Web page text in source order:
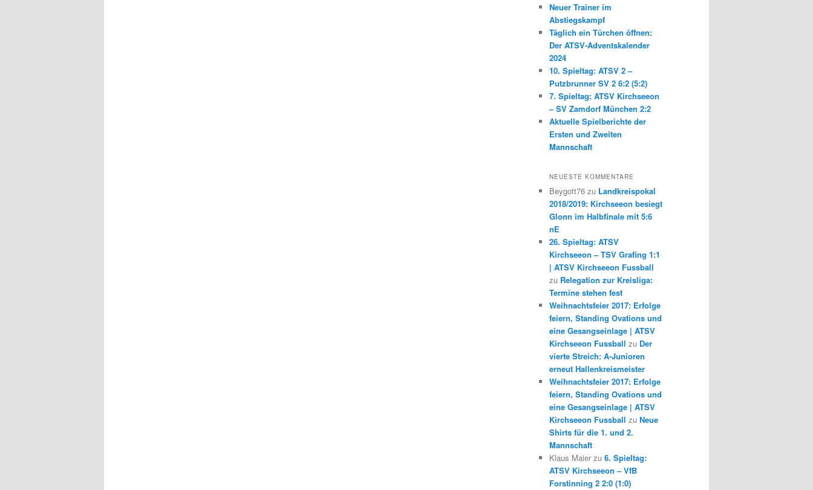
Neuer Trainer im
Abstiegskampf
Täglich ein Türchen öffnen:
Der ATSV-Adventskalender
2024
10. Spieltag: ATSV 2 –
Putzbrunner SV 2 6:2 (5:2)
7. Spieltag: ATSV Kirchseeon
– SV Zamdorf München 2:2
Aktuelle Spielberichte der
Ersten und Zweiten
Mannschaft
NEUESTE KOMMENTARE
Beygott76 zu Landkreispokal
2018/2019: Kirchseeon besiegt
Glonn im Halbfinale mit 5:6
nE
26. Spieltag: ATSV
Kirchseeon – TSV Grafing 1:1
| ATSV Kirchseeon Fussball
zu Relegation zur Kreisliga:
Termine stehen fest
Weihnachtsfeier 2017: Erfolge
feiern, Standing Ovations und
eine Gesangseinlage | ATSV
Kirchseeon Fussball zu Der
vierte Streich: A-Junioren
erneut Hallenkreismeister
Weihnachtsfeier 2017: Erfolge
feiern, Standing Ovations und
eine Gesangseinlage | ATSV
Kirchseeon Fussball zu Neue
Shirts für die 1. und 2.
Mannschaft
Klaus Maier zu 6. Spieltag:
ATSV Kirchseeon – VfB
Forstinning 2 2:0 (1:0)